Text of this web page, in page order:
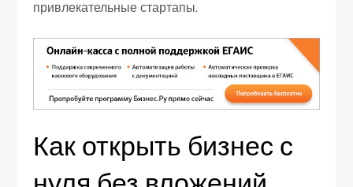
привлекательные стартапы.
Как открыть бизнес с